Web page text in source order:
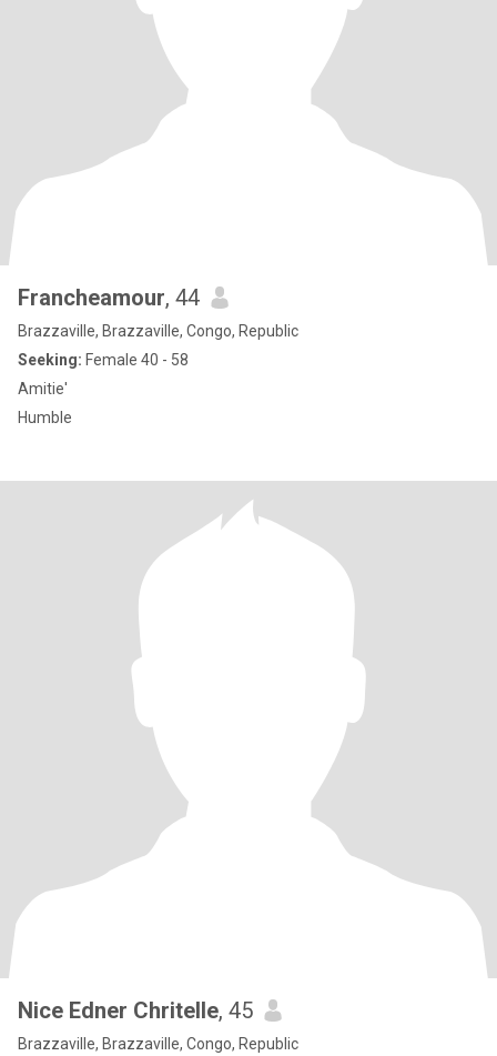
Francheamour, 44
Brazzaville, Brazzaville, Congo, Republic
Seeking: Female 40 - 58
Amitie'
Humble
Nice Edner Chritelle, 45
Brazzaville, Brazzaville, Congo, Republic